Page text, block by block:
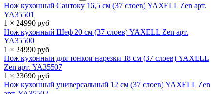
Нож кухонный Сантоку 16,5 см (37 слоев) YAXELL Zen арт.
YA35501
1 × 24990 руб
Нож кухонный Шеф 20 см (37 слоев) YAXELL Zen арт.
YA35500
1 × 24990 руб
Нож кухонный для тонкой нарезки 18 см (37 слоев) YAXELL
Zen арт. YA35507
1 × 23690 руб
Нож кухонный универсальный 12 см (37 слоев) YAXELL Zen